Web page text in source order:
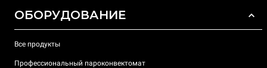
ОБОРУДОВАНИЕ
Все продукты
Профессиональный пароконвектомат